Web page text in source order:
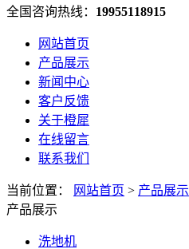
全国咨询热线： 19955118915
网站首页
产品展示
新闻中心
客户反馈
关于橙犀
在线留言
联系我们
当前位置： 网站首页 > 产品展示
产品展示
洗地机